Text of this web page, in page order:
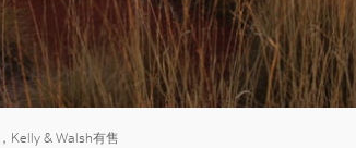
Kelly & Walsh有售